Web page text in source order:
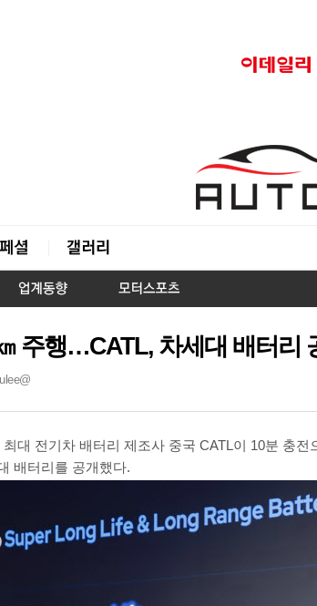
주행…CATL, 차세대 배터리
대 전기차 배터리 제조사 중국 CATL이 10분 충전
배터리를 공개했다.